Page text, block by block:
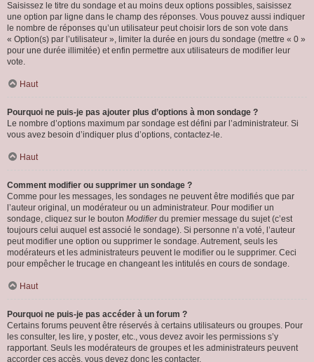
Saisissez le titre du sondage et au moins deux options possibles, saisissez
une option par ligne dans le champ des réponses. Vous pouvez aussi indiquer
le nombre de réponses qu’un utilisateur peut choisir lors de son vote dans
« Option(s) par l’utilisateur », limiter la durée en jours du sondage (mettre « 0 »
pour une durée illimitée) et enfin permettre aux utilisateurs de modifier leur
vote.
Haut
Pourquoi ne puis-je pas ajouter plus d’options à mon sondage ?
Le nombre d’options maximum par sondage est défini par l’administrateur. Si
vous avez besoin d’indiquer plus d’options, contactez-le.
Haut
Comment modifier ou supprimer un sondage ?
Comme pour les messages, les sondages ne peuvent être modifiés que par
l’auteur original, un modérateur ou un administrateur. Pour modifier un
sondage, cliquez sur le bouton Modifierdu premier message du sujet (c’est
toujours celui auquel est associé le sondage). Si personne n’a voté, l’auteur
peut modifier une option ou supprimer le sondage. Autrement, seuls les
modérateurs et les administrateurs peuvent le modifier ou le supprimer. Ceci
pour empêcher le trucage en changeant les intitulés en cours de sondage.
Haut
Pourquoi ne puis-je pas accéder à un forum ?
Certains forums peuvent être réservés à certains utilisateurs ou groupes. Pour
les consulter, les lire, y poster, etc., vous devez avoir les permissions s’y
rapportant. Seuls les modérateurs de groupes et les administrateurs peuvent
accorder ces accès, vous devez donc les contacter.